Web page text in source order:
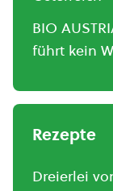
BIO
führt kein
Rezepte
Dreierlei